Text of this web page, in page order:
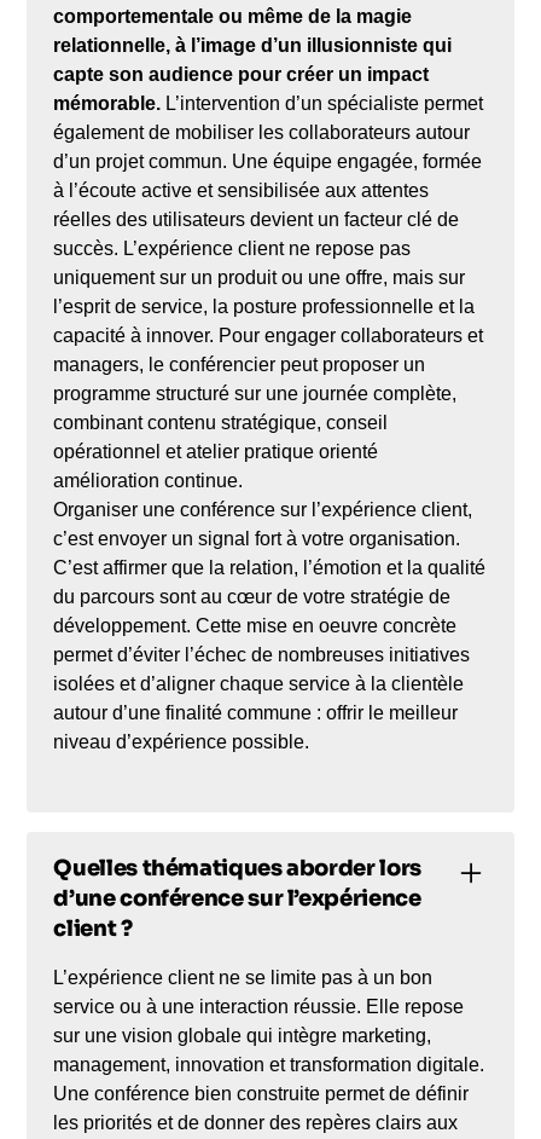
comportementale ou même de la magie
relationnelle, à l’image d’un illusionniste qui
capte son audience pour créer un impact
mémorable. L’intervention d’un spécialiste permet
également de mobiliser les collaborateurs autour
d’un projet commun. Une équipe engagée, formée
à l’écoute active et sensibilisée aux attentes
réelles des utilisateurs devient un facteur clé de
succès. L’expérience client ne repose pas
uniquement sur un produit ou une offre, mais sur
l’esprit de service, la posture professionnelle et la
capacité à innover. Pour engager collaborateurs et
managers, le conférencier peut proposer un
programme structuré sur une journée complète,
combinant contenu stratégique, conseil
opérationnel et atelier pratique orienté
amélioration continue.
Organiser une conférence sur l’expérience client,
c’est envoyer un signal fort à votre organisation.
C’est affirmer que la relation, l’émotion et la qualité
du parcours sont au cœur de votre stratégie de
développement. Cette mise en oeuvre concrète
permet d’éviter l’échec de nombreuses initiatives
isolées et d’aligner chaque service à la clientèle
autour d’une finalité commune : offrir le meilleur
niveau d’expérience possible.
Quelles thématiques aborder lors
d’une conférence sur l’expérience
client ?
L’expérience client ne se limite pas à un bon
service ou à une interaction réussie. Elle repose
sur une vision globale qui intègre marketing,
management, innovation et transformation digitale.
Une conférence bien construite permet de définir
les priorités et de donner des repères clairs aux